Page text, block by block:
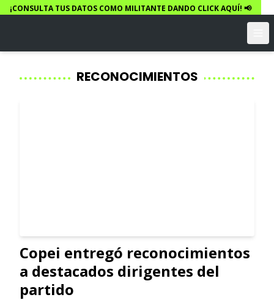
¡CONSULTA TUS DATOS COMO MILITANTE DANDO CLICK AQUÍ! 📢
RECONOCIMIENTOS
Copei entregó reconocimientos
a destacados dirigentes del
partido